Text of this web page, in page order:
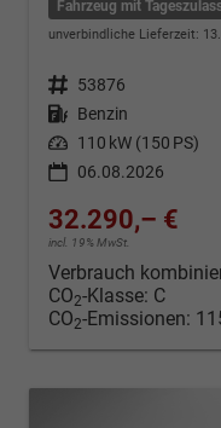
Fahrzeug mit
unverbindliche Lieferzeit:
Fahrzeugnr. 53876
Kraftstoff Benzin
Leistung 110 kW (150 PS)
06.08.2026
32.290,– €
incl. 19% MwSt.
Verbrauch
CO2-Klasse: C
CO2-Emissionen: